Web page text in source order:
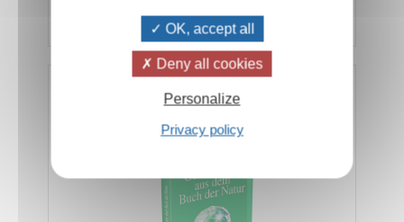
14.00CHF Hinzufügen
Geheimnisse aus dem Buch der Natur
OK, accept all
Deny all cookies
Personalize
Privacy policy